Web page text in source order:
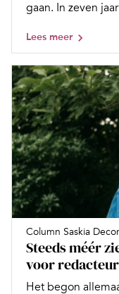
gaan. In zeven
Lees meer
Column Saskia
Steeds méér
voor
Het begon